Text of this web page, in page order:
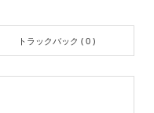
トラックバック ( 0 )